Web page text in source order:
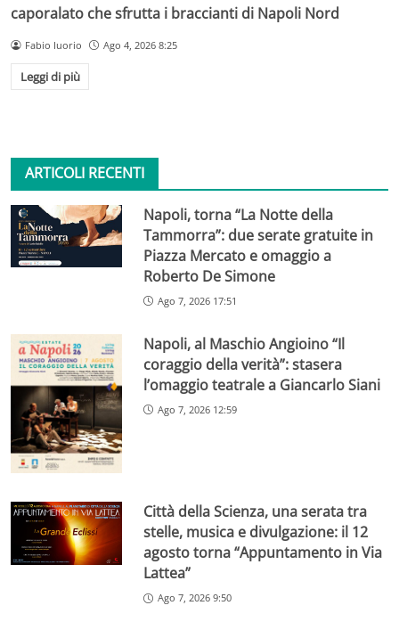
caporalato che sfrutta i braccianti di Napoli Nord
Fabio Iuorio Ago 4, 2026 8:25
Leggi di più
ARTICOLI RECENTI
Napoli, torna “La Notte della
Tammorra”: due serate gratuite in
Piazza Mercato e omaggio a
Roberto De Simone
Ago 7, 2026 17:51
Napoli, al Maschio Angioino “Il
coraggio della verità”: stasera
l’omaggio teatrale a Giancarlo Siani
Ago 7, 2026 12:59
Città della Scienza, una serata tra
stelle, musica e divulgazione: il 12
agosto torna “Appuntamento in Via
Lattea”
Ago 7, 2026 9:50